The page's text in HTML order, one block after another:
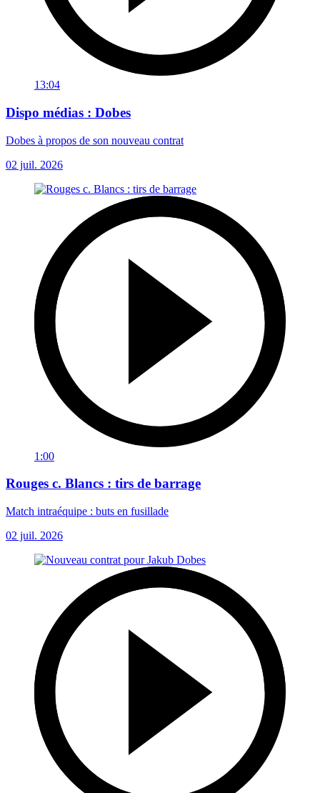
13:04
Dispo médias : Dobes
Dobes à propos de son nouveau contrat
02 juil. 2026
1:00
Rouges c. Blancs : tirs de barrage
Match intraéquipe : buts en fusillade
02 juil. 2026